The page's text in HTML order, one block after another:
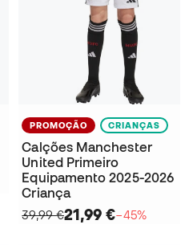
PROMOÇÃO CRIANÇAS
Calções Manchester
United Primeiro
Equipamento 2025-2026
Criança
39,99 €21,99 €−45%